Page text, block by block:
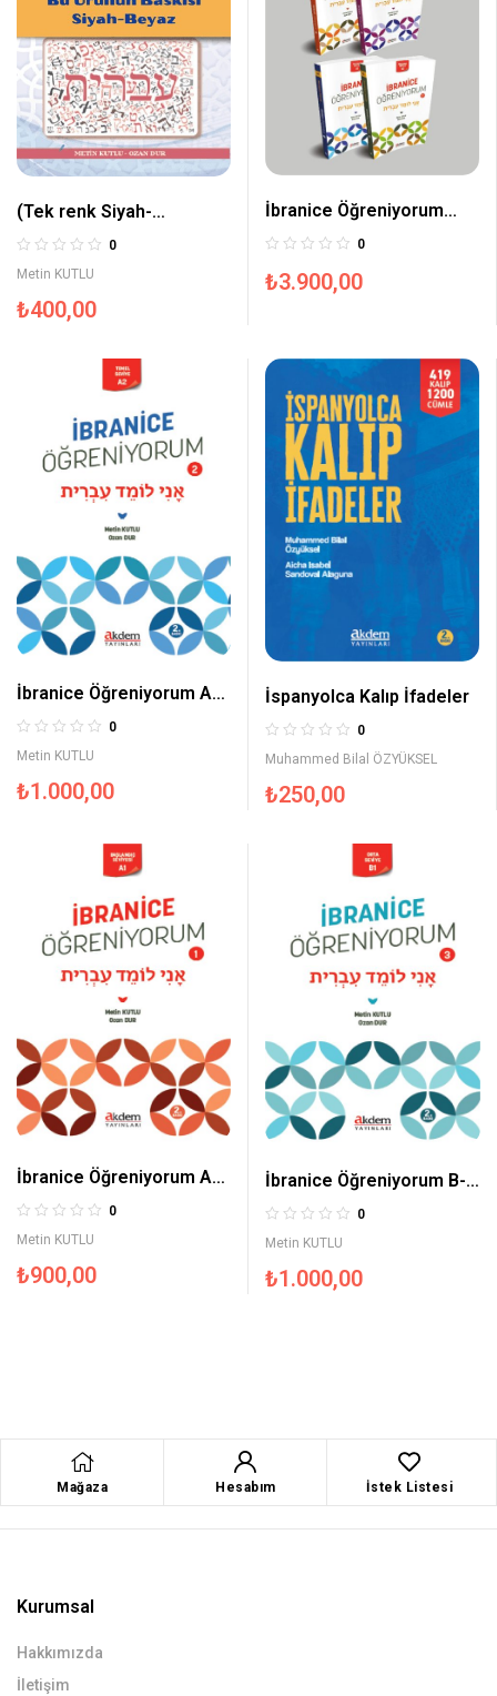
(Tek renk Siyah-
Beyaz)İbranice
Öğreniyorum A-2 Seviye
0
Metin KUTLU
₺400,00
İbranice Öğreniyorum
Seti
0
₺3.900,00
İbranice Öğreniyorum A-2
Seviye
0
Metin KUTLU
₺1.000,00
İspanyolca Kalıp İfadeler
0
Muhammed Bilal ÖZYÜKSEL
₺250,00
İbranice Öğreniyorum A-1
Seviye
0
Metin KUTLU
₺900,00
İbranice Öğreniyorum B-1
Seviye
0
Metin KUTLU
₺1.000,00
Mağaza Hesabım İstek Listesi
Kurumsal
Hakkımızda
İletişim